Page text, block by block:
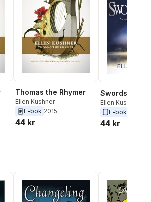
Thomas the Rhymer
Ellen Kushner
E-bok 2015
44 kr
Swordspoint
Ellen Kushner
E-bok
44 kr